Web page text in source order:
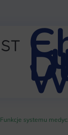
Funkcje systemu